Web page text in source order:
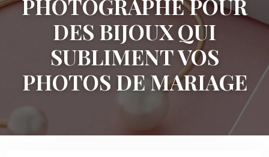
PHOTOGRAPHE POUR
DES BIJOUX QUI
SUBLIMENT VOS
PHOTOS DE MARIAGE